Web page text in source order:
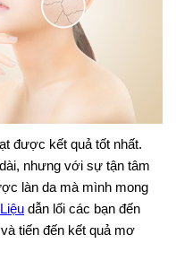
được kết quả tốt nhất.
nhưng với sự tận tâm
làn da mà mình mong
dẫn lối các bạn đến
tiến đến kết quả mơ